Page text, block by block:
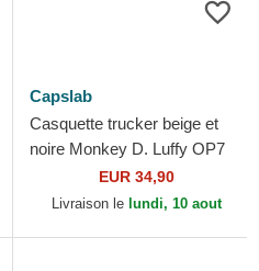
Capslab
Casquette trucker beige et
noire Monkey D. Luffy OP7
DOA1B One Piece Capslab
EUR 34,90
Livraison le lundi, 10 aout